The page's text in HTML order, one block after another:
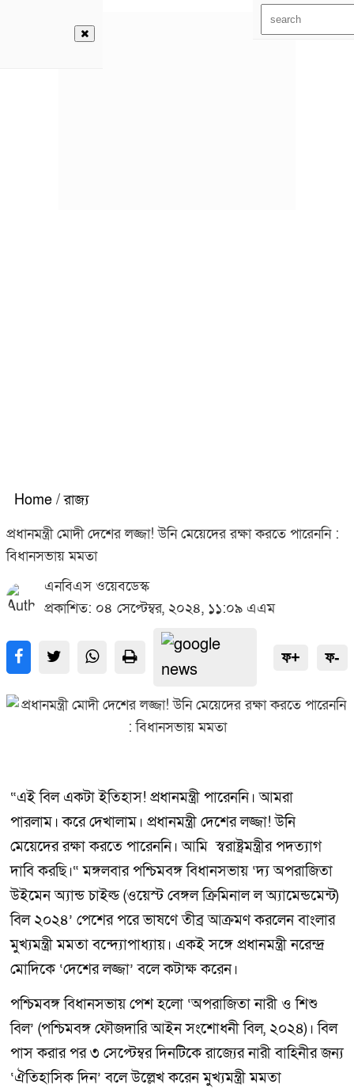
Home / রাজ্য
প্রধানমন্ত্রী মোদী দেশের লজ্জা! উনি মেয়েদের রক্ষা করতে পারেননি :
বিধানসভায় মমতা
এনবিএস ওয়েবডেস্ক
প্রকাশিত: ০৪ সেপ্টেম্বর, ২০২৪, ১১:০৯ এএম
ফ+ ফ-
“এই বিল একটা ইতিহাস! প্রধানমন্ত্রী পারেননি। আমরা
পারলাম। করে দেখালাম। প্রধানমন্ত্রী দেশের লজ্জা! উনি
মেয়েদের রক্ষা করতে পারেননি। আমি স্বরাষ্ট্রমন্ত্রীর পদত্যাগ
দাবি করছি।“ মঙ্গলবার পশ্চিমবঙ্গ বিধানসভায় ‘দ্য অপরাজিতা
উইমেন অ্যান্ড চাইল্ড (ওয়েস্ট বেঙ্গল ক্রিমিনাল ল অ্যামেন্ডমেন্ট)
বিল ২০২৪’ পেশের পরে ভাষণে তীব্র আক্রমণ করলেন বাংলার
মুখ্যমন্ত্রী মমতা বন্দ্যোপাধ্যায়। একই সঙ্গে প্রধানমন্ত্রী নরেন্দ্র
মোদিকে ‘দেশের লজ্জা’ বলে কটাক্ষ করেন।
পশ্চিমবঙ্গ বিধানসভায় পেশ হলো ‘অপরাজিতা নারী ও শিশু
বিল’ (পশ্চিমবঙ্গ ফৌজদারি আইন সংশোধনী বিল, ২০২৪)। বিল
পাস করার পর ৩ সেপ্টেম্বর দিনটিকে রাজ্যের নারী বাহিনীর জন্য
‘ঐতিহাসিক দিন’ বলে উল্লেখ করেন মুখ্যমন্ত্রী মমতা